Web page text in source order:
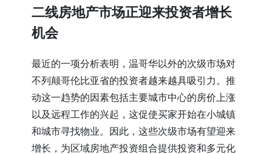
二线房地产市场正迎来投资者增长
机会
最近的一项分析表明，温哥华以外的次级市场对
不列颠哥伦比亚省的投资者越来越具吸引力。推
动这一趋势的因素包括主要城市中心的房价上涨
以及远程工作的兴起，这促使买家开始在小城镇
和城市寻找物业。因此，这些次级市场有望迎来
增长，为区域房地产投资组合提供投资和多元化